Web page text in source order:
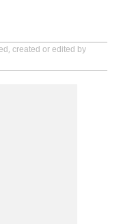
created or edited by